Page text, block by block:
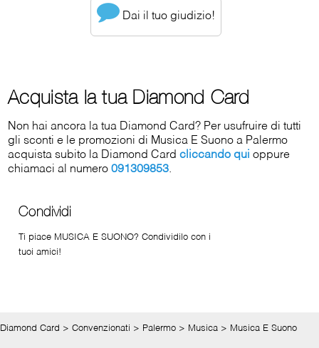
Dai il tuo giudizio!
Acquista la tua Diamond Card
Non hai ancora la tua Diamond Card? Per usufruire di tutti
gli sconti e le promozioni di Musica E Suono a Palermo
acquista subito la Diamond Cardcliccando qui oppure
chiamaci al numero091309853.
Condividi
Ti piace MUSICA E SUONO? Condividilo con i
tuoi amici!
Diamond Card > Convenzionati > Palermo > Musica > Musica E Suono